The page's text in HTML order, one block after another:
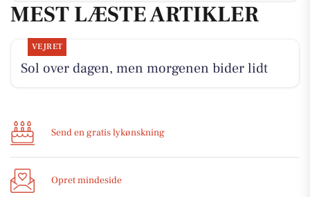
MEST LÆSTE ARTIKLER
VEJRET
Sol over dagen, men morgenen bider lidt
Send en gratis lykønskning
Opret mindeside